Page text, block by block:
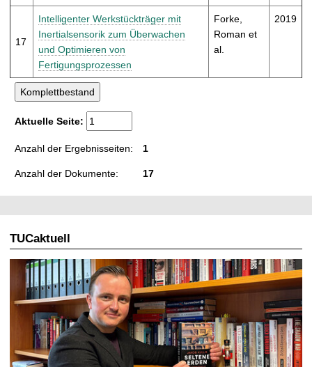
17
Intelligenter Werkstückträger mit
Inertialsensorik zum Überwachen
und Optimieren von
Fertigungsprozessen
Forke,
Roman et
al.
2019
Aktuelle Seite:
Anzahl der Ergebnisseiten: 1
Anzahl der Dokumente: 17
TUCaktuell